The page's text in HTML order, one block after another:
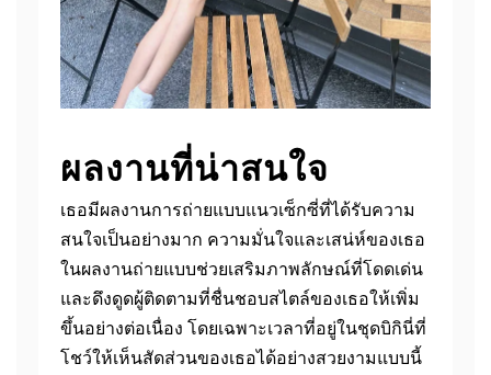
ผลงานที่น่าสนใจ
เธอมีผลงานการถ่ายแบบแนวเซ็กซี่ที่ได้รับความ
สนใจเป็นอย่างมาก ความมั่นใจและเสน่ห์ของเธอ
ในผลงานถ่ายแบบช่วยเสริมภาพลักษณ์ที่โดดเด่น
และดึงดูดผู้ติดตามที่ชื่นชอบสไตล์ของเธอให้เพิ่ม
ขึ้นอย่างต่อเนื่อง โดยเฉพาะเวลาที่อยู่ในชุดบิกินี่ที่
โชว์ให้เห็นสัดส่วนของเธอได้อย่างสวยงามแบบนี้